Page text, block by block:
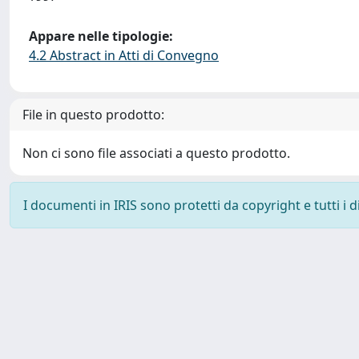
Appare nelle tipologie:
4.2 Abstract in Atti di Convegno
File in questo prodotto:
Non ci sono file associati a questo prodotto.
I documenti in IRIS sono protetti da copyright e tutti i